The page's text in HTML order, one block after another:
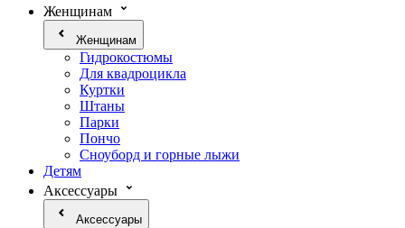
Женщинам
Женщинам
Гидрокостюмы
Для квадроцикла
Куртки
Штаны
Парки
Пончо
Сноуборд и горные лыжи
Детям
Аксессуары
Аксессуары